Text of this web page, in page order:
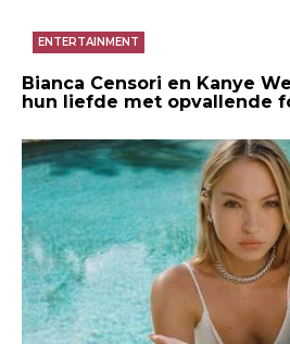
ENTERTAINMENT
Bianca Censori en Kanye
hun liefde met opvallende